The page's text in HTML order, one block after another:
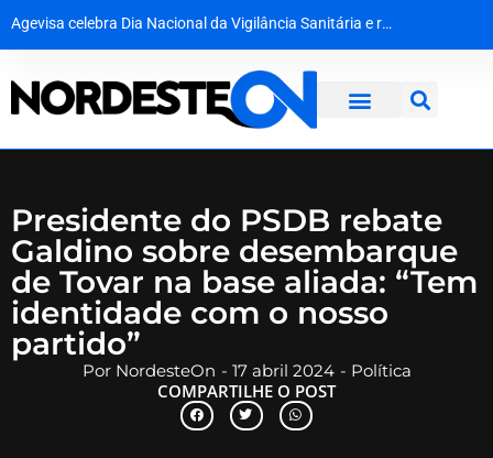
Agevisa celebra Dia Nacional da Vigilância Sanitária e reforça compromisso com a defesa da saúde pública
Do palco do ‘É o Tchan’ aos canteiros de obras no Canadá: a virada de vida de JacaréO silêncio que ecoa há oito décadas: Hiroshima homenageia vítimas no 81º aniversário do ataque atômico
​Sem acordo com a prefeitura, professores da rede municipal de Natal entram em greve por tempo indeterminado
Presidente do PSDB rebate
Galdino sobre desembarque
de Tovar na base aliada: “Tem
identidade com o nosso
partido”
PorNordesteOn - 17 abril 2024 - Política
COMPARTILHE O POST